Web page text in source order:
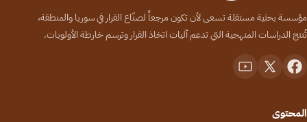
مؤسسة بحثية مستقلة تسعى لأن تكون مرجعاً لصنّاع القرار في سوريا والمنطقة،
تُنتج الدراسات المنهجية التي تدعم آليات اتخاذ القرار وترسم خارطة الأولويات.
المحتوى